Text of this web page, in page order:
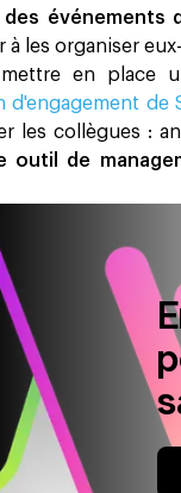
des événements
à les organiser
en place
d'engagement de
les collègues :
outil de